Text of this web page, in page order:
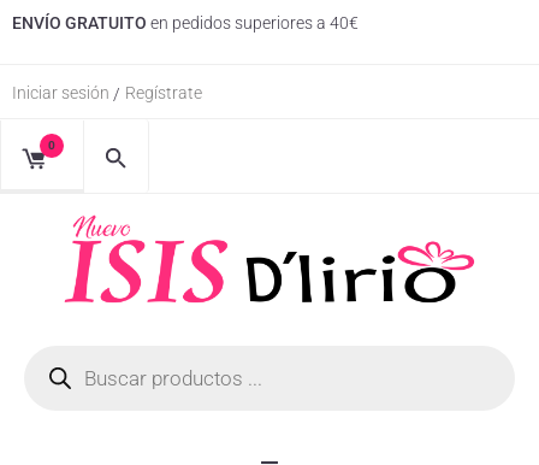
ENVÍO GRATUITO en pedidos superiores a 40€
Iniciar sesión / Regístrate
0